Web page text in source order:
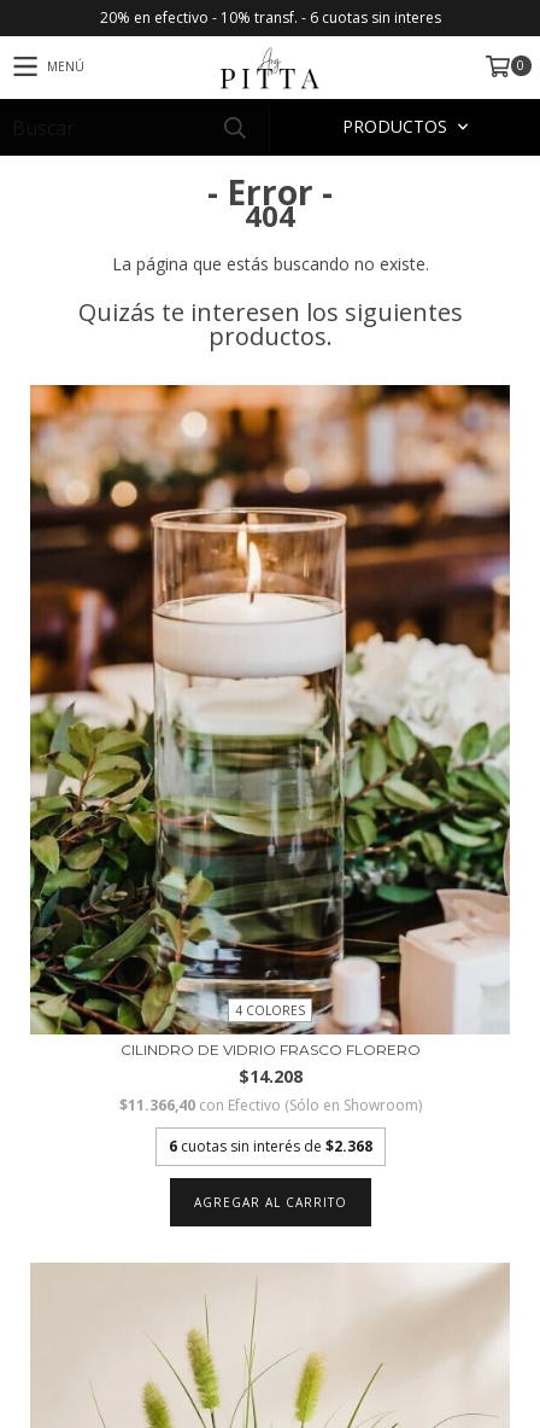
20% en efectivo - 10% transf. - 6 cuotas sin interes
MENÚ 0
PRODUCTOS
- Error -
404
La página que estás buscando no existe.
Quizás te interesen los siguientes
productos.
4 COLORES
CILINDRO DE VIDRIO FRASCO FLORERO
$14.208
$11.366,40 con Efectivo (Sólo en Showroom)
6 cuotas sin interés de $2.368
AGREGAR AL CARRITO